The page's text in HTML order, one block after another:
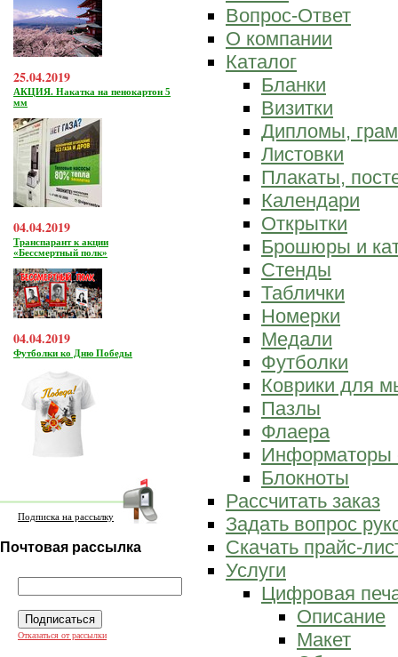
25.04.2019
АКЦИЯ. Накатка на пенокартон 5
мм
04.04.2019
Транспарант к акции
«Бессмертный полк»
04.04.2019
Футболки ко Дню Победы
Подписка на рассылку
Почтовая рассылка
Отказаться от рассылки
Вопрос-Ответ
О компании
Каталог
Бланки
Визитки
Дипломы,
Листовки
Плакаты,
Календари
Открытки
Брошюры и
Стенды
Таблички
Номерки
Медали
Футболки
Коврики для
Пазлы
Флаера
Информаторы
Блокноты
Рассчитать заказ
Задать вопрос
Скачать прайс-
Услуги
Цифровая
Описание
Макет